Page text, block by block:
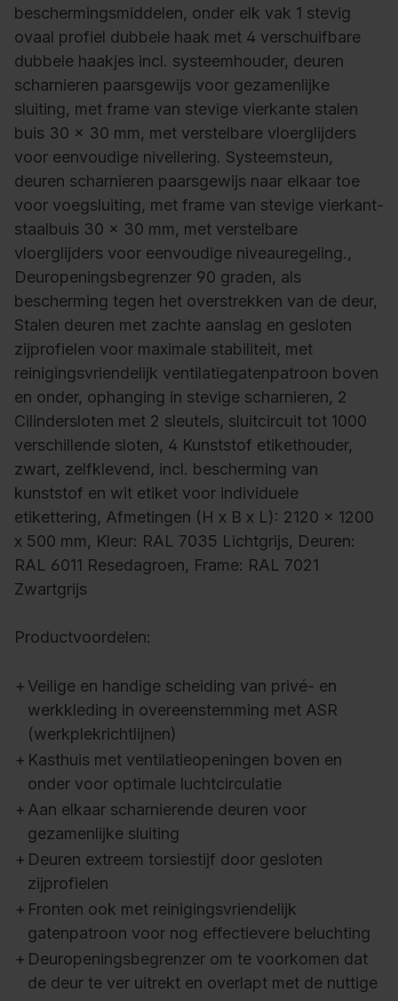
beschermingsmiddelen, onder elk vak 1 stevig
ovaal profiel dubbele haak met 4 verschuifbare
dubbele haakjes incl. systeemhouder, deuren
scharnieren paarsgewijs voor gezamenlijke
sluiting, met frame van stevige vierkante stalen
buis 30 x 30 mm, met verstelbare vloerglijders
voor eenvoudige nivellering. Systeemsteun,
deuren scharnieren paarsgewijs naar elkaar toe
voor voegsluiting, met frame van stevige vierkant-
staalbuis 30 x 30 mm, met verstelbare
vloerglijders voor eenvoudige niveauregeling.,
Deuropeningsbegrenzer 90 graden, als
bescherming tegen het overstrekken van de deur,
Stalen deuren met zachte aanslag en gesloten
zijprofielen voor maximale stabiliteit, met
reinigingsvriendelijk ventilatiegatenpatroon boven
en onder, ophanging in stevige scharnieren, 2
Cilindersloten met 2 sleutels, sluitcircuit tot 1000
verschillende sloten, 4 Kunststof etikethouder,
zwart, zelfklevend, incl. bescherming van
kunststof en wit etiket voor individuele
etikettering, Afmetingen (H x B x L): 2120 x 1200
x 500 mm, Kleur: RAL 7035 Lichtgrijs, Deuren:
RAL 6011 Resedagroen, Frame: RAL 7021
Zwartgrijs
Productvoordelen:
+ Veilige en handige scheiding van privé- en
werkkleding in overeenstemming met ASR
(werkplekrichtlijnen)
+ Kasthuis met ventilatieopeningen boven en
onder voor optimale luchtcirculatie
+ Aan elkaar scharnierende deuren voor
gezamenlijke sluiting
+ Deuren extreem torsiestijf door gesloten
zijprofielen
+ Fronten ook met reinigingsvriendelijk
gatenpatroon voor nog effectievere beluchting
+ Deuropeningsbegrenzer om te voorkomen dat
de deur te ver uitrekt en overlapt met de nuttige